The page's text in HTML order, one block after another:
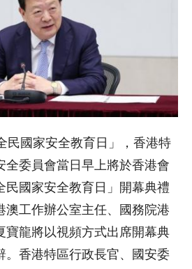
民國家安全教育日」，香港特
全委員會當日早上將於香港會
民國家安全教育日」開幕典禮
澳工作辦公室主任、國務院港
寶龍將以視頻方式出席開幕典
。香港特區行政長官、國安委